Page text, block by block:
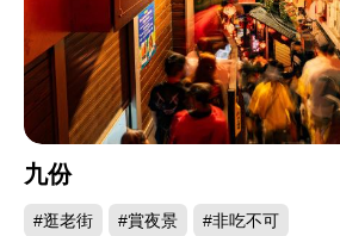
九份
#逛老街 #賞夜景 #非吃不可